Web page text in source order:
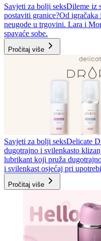
Savjeti za bolji seksDileme iz
postaviti granice?Od igračaka
neugode u trgovini. Lara i
spavaće sobe.
Pročitaj više
Savjeti za bolji seksDelicate
dugotrajno i svilenkasto
lubrikant koji pruža
i svilenkast osjećaj pri
Pročitaj više